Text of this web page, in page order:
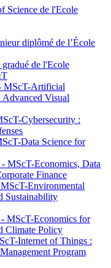
Science de l'Ecole
diplômé de l’École
de l'Ecole
MScT-Artificial
Advanced Visual
Cybersecurity :
Data Science for
MScT-Economics, Data
Finance
Environmental
Sustainability
MScT-Economics for
Climate Policy
Internet of Things :
Program